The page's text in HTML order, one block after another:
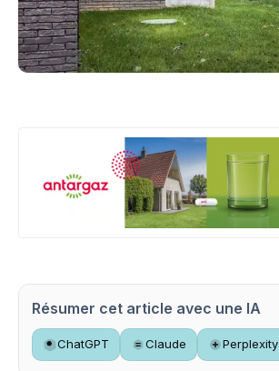
Résumer cet article avec une IA
ChatGPT Claude Perplexity